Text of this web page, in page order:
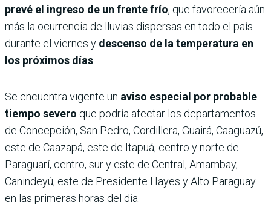
prevé el ingreso de un frente frío, que favorecería aún
más la ocurrencia de lluvias dispersas en todo el país
durante el viernes y descenso de la temperatura en
los próximos días
Se encuentra vigente un aviso especial por probable
tiempo severo que podría afectar los departamentos
de Concepción, San Pedro, Cordillera, Guairá, Caaguazú,
este de Caazapá, este de Itapuá, centro y norte de
Paraguarí, centro, sur y este de Central, Amambay,
Canindeyú, este de Presidente Hayes y Alto Paraguay
en las primeras horas del día.